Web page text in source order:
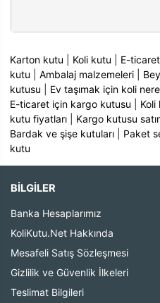
Karton kutu Koli kutu E-
kutu |Ambalaj malzemeleri
kutusu
Ev taşımak için koli
E-ticaret için kargo kutusu
kutu fiyatları
Kargo kutusu
Bardak ve şişe kutuları
Paket
kutu
BİLGİLER
Banka Hesaplarımız
KoliKutu.Net Hakkında
Mesafeli Satış Sözleşmesi
Gizlilik ve Güvenlik İlkeleri
Teslimat Bilgileri